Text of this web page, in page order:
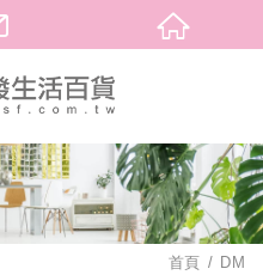
首頁 DM